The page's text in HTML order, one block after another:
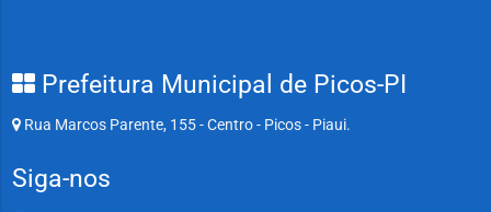
Prefeitura Municipal de Picos-PI
Rua Marcos Parente, 155 - Centro - Picos - Piaui.
Siga-nos